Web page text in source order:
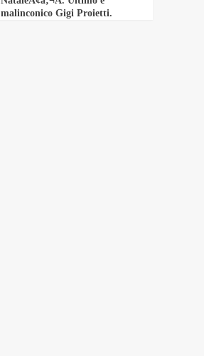
malinconico Gigi Proietti.